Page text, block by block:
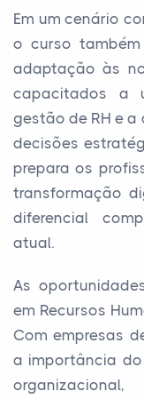
Em um cenário
o curso
adaptação às
capacitados a
gestão de RH e
decisões
prepara os
transformação
diferencial
atual.
As
em Recursos
Com empresas
a importância